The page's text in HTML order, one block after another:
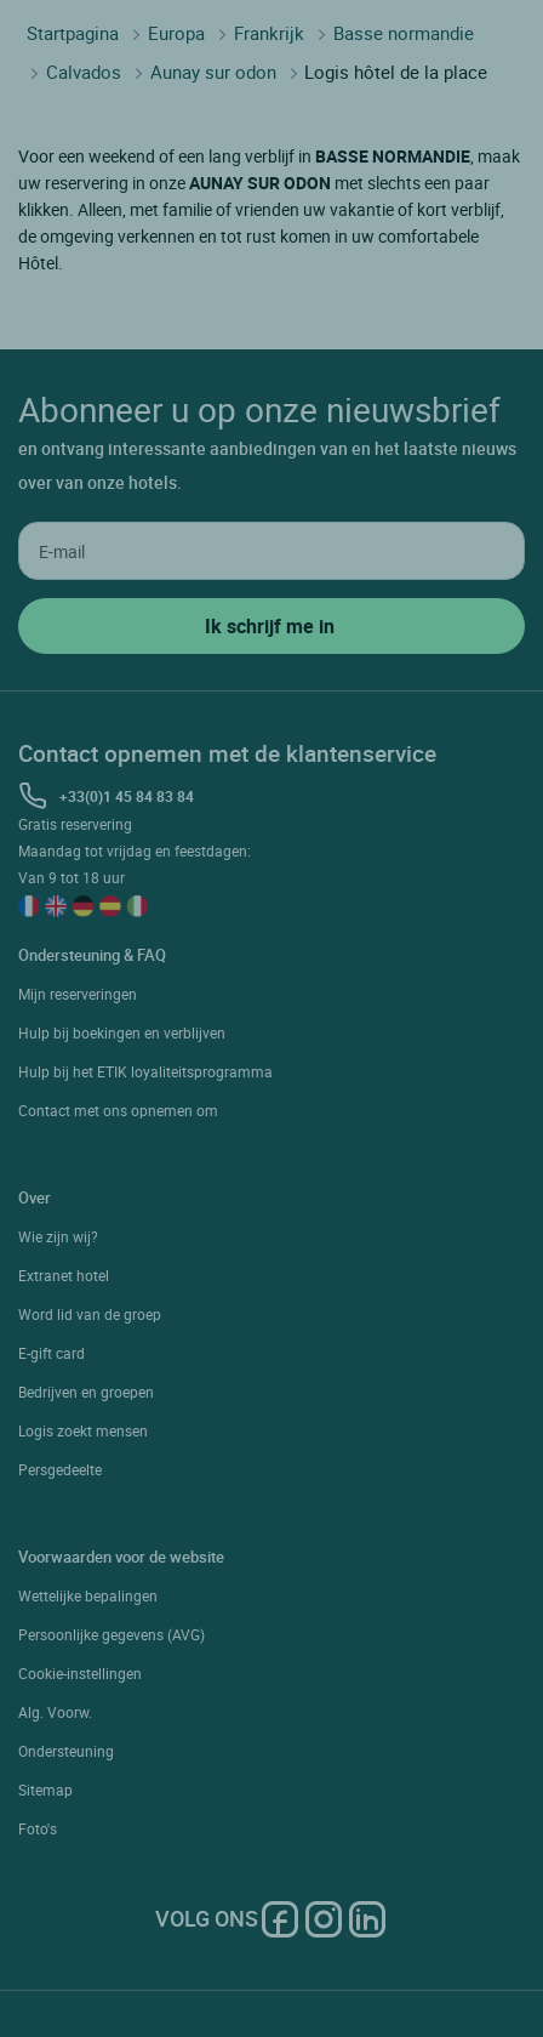
Startpagina Europa Frankrijk
Basse normandie
Calvados
Aunay sur odon Logis hôtel de la place
Voor een weekend of een lang verblijf in BASSE NORMANDIE, maak
uw reservering in onzeAUNAY SUR ODON met slechts een paar
klikken. Alleen, met familie of vrienden uw vakantie of kort verblijf,
de omgeving verkennen en tot rust komen in uw comfortabele
Hôtel.
Abonneer u op onze nieuwsbrief
en ontvang interessante aanbiedingen van en het laatste nieuws
over van onze hotels.
Contact opnemen met de klantenservice
+33(0)1 45 84 83 84
Gratis reservering
Maandag tot vrijdag en feestdagen:
Van 9 tot 18 uur
Ondersteuning & FAQ
Mijn reserveringen
Hulp bij boekingen en verblijven
Hulp bij het ETIK loyaliteitsprogramma
Contact met ons opnemen om
Over
Wie zijn wij?
Extranet hotel
Word lid van de groep
E-gift card
Bedrijven en groepen
Logis zoekt mensen
Persgedeelte
Voorwaarden voor de website
Wettelijke bepalingen
Persoonlijke gegevens (AVG)
Cookie-instellingen
Alg. Voorw.
Ondersteuning
Sitemap
Foto's
VOLG ONS